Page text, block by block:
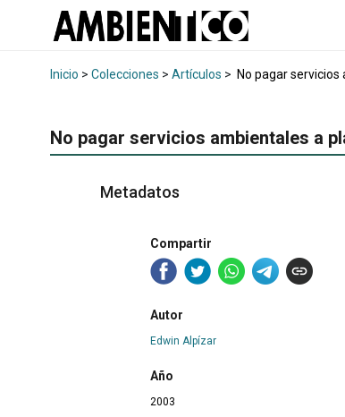
Inicio > Colecciones > Artículos > No pagar
No pagar servicios ambientales a
Metadatos
Compartir
Autor
Edwin Alpízar
Año
2003